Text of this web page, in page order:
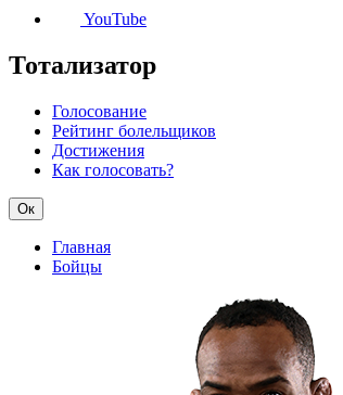
YouTube
Тотализатор
Голосование
Рейтинг болельщиков
Достижения
Как голосовать?
Ок
Главная
Бойцы